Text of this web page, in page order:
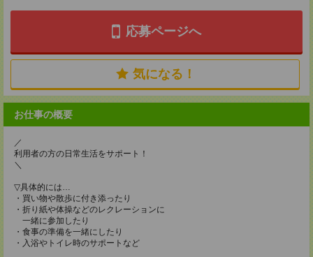
応募ページへ
気になる！
お仕事の概要
／
利用者の方の日常生活をサポート！
＼
▽具体的には…
・買い物や散歩に付き添ったり
・折り紙や体操などのレクレーションに
一緒に参加したり
・食事の準備を一緒にしたり
・入浴やトイレ時のサポートなど